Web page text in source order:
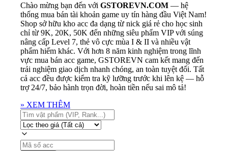
Chào mừng bạn đến với GSTOREVN.COM — hệ
thống mua bán tài khoản game uy tín hàng đầu Việt Nam!
Shop sở hữu kho acc đa dạng từ nick giá rẻ cho học sinh
chỉ từ 9K, 20K, 50K đến những siêu phẩm VIP với súng
nâng cấp Level 7, thẻ vô cực mùa I & II và nhiều vật
phẩm hiếm khác. Với hơn 8 năm kinh nghiệm trong lĩnh
vực mua bán acc game, GSTOREVN cam kết mang đến
trải nghiệm giao dịch nhanh chóng, an toàn tuyệt đối. Tất
cả acc đều được kiểm tra kỹ lưỡng trước khi lên kệ — hỗ
trợ 24/7, bảo hành trọn đời, hoàn tiền nếu sai mô tả!
» XEM THÊM